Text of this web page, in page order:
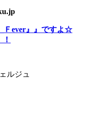
Ｆever』』ですよ☆
ルジュ